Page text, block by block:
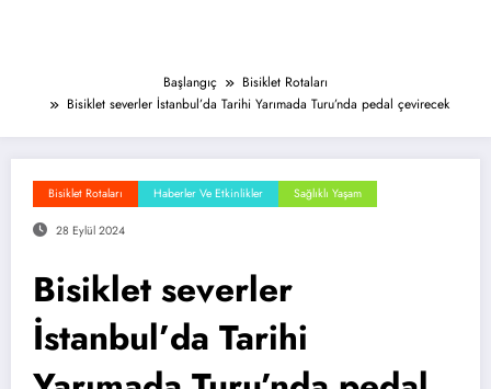
Başlangıç
Bisiklet Rotaları
Bisiklet severler İstanbul’da Tarihi Yarımada Turu’nda pedal çevirecek
Bisiklet Rotaları Haberler Ve Etkinlikler Sağlıklı Yaşam
28 Eylül 2024
Bisiklet severler
İstanbul’da Tarihi